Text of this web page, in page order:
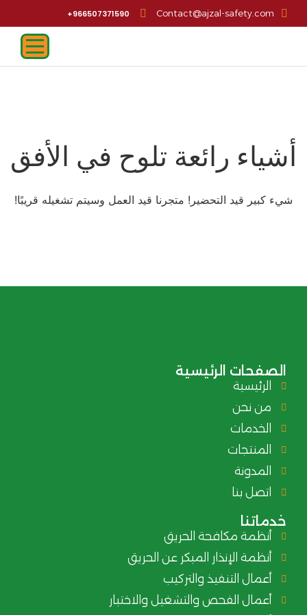
Contact@ajzal-safety.com
966507371590+
أشياء رائعة تلوح في الأفق
شيء كبير قيد التحضير! متجرنا قيد العمل وسيتم تشغيله قريبًا!
الصفحات الرئيسية
الرئيسية
من نحن
الخدمات
المنتجات
المدونة
اتصل بنا
خدماتنا
أنظمة مكافحة الحريق
أنظمة الإنذار المبكر عن الحريق
أعمال التنفيذ والتركيب
أعمال الفحص والتشغيل والاختبار